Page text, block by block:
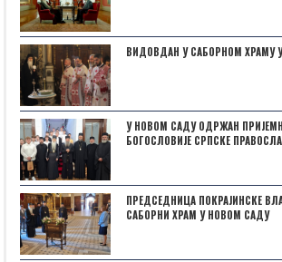
ВИДОВДАН У САБОРНОМ ХРАМУ
У НОВОМ САДУ ОДРЖАН
БОГОСЛОВИЈЕ СРПСКЕ
ПРЕДСЕДНИЦА ПОКРАЈИНСКЕ
САБОРНИ ХРАМ У НОВОМ САДУ